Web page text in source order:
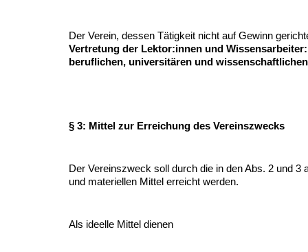
Der Verein, dessen Tätigkeit nicht auf Gewinn
Vertretung der Lektor:innen und
beruflichen, universitären und
§ 3: Mittel zur Erreichung des Vereinszwecks
Der Vereinszweck soll durch die in den Abs. 2 und 3
und materiellen Mittel erreicht werden.
Als ideelle Mittel dienen